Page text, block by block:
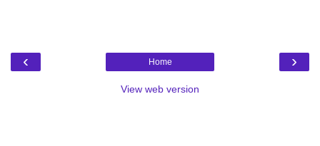
‹ ›
Home
View web version